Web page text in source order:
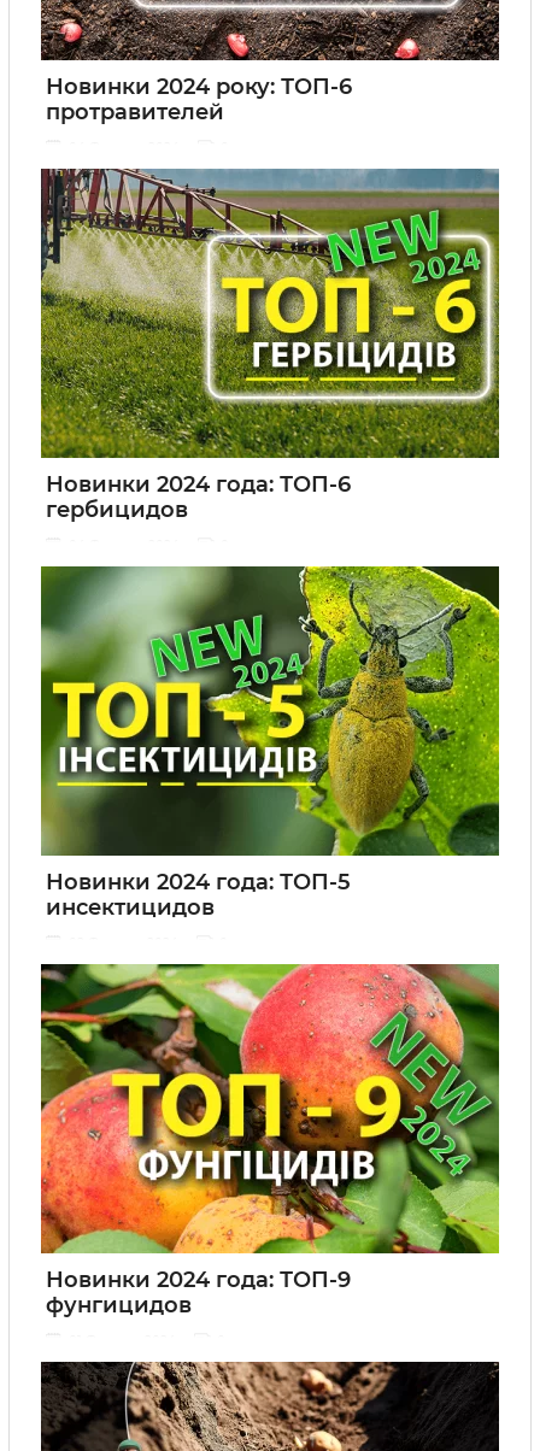
Новинки 2024 року: ТОП-6
протравителей
Новинки 2024 года: ТОП-6
гербицидов
Новинки 2024 года: ТОП-5
инсектицидов
Новинки 2024 года: ТОП-9
фунгицидов